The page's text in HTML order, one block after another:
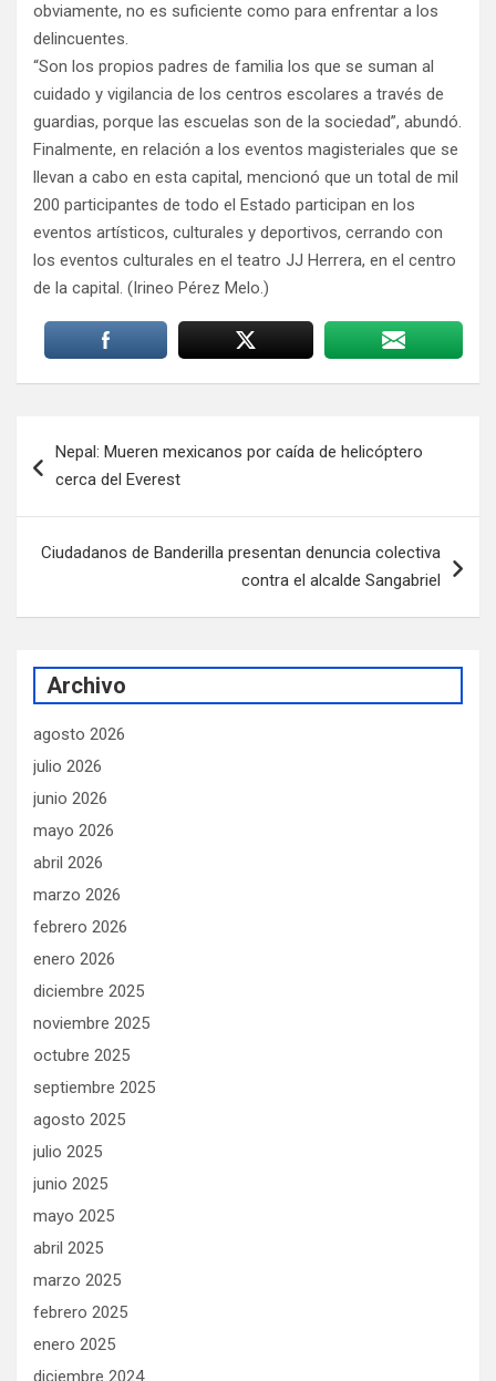
obviamente, no es suficiente como para enfrentar a los
delincuentes.
“Son los propios padres de familia los que se suman al
cuidado y vigilancia de los centros escolares a través de
guardias, porque las escuelas son de la sociedad”, abundó.
Finalmente, en relación a los eventos magisteriales que se
llevan a cabo en esta capital, mencionó que un total de mil
200 participantes de todo el Estado participan en los
eventos artísticos, culturales y deportivos, cerrando con
los eventos culturales en el teatro JJ Herrera, en el centro
de la capital. (Irineo Pérez Melo.)
de
Nepal: Mueren mexicanos por caída de helicóptero
cerca del Everest
Ciudadanos de Banderilla presentan denuncia colectiva
contra el alcalde Sangabriel
Archivo
agosto 2026
julio 2026
junio 2026
mayo 2026
abril 2026
marzo 2026
febrero 2026
enero 2026
diciembre 2025
noviembre 2025
octubre 2025
septiembre 2025
agosto 2025
julio 2025
junio 2025
mayo 2025
abril 2025
marzo 2025
febrero 2025
enero 2025
diciembre 2024